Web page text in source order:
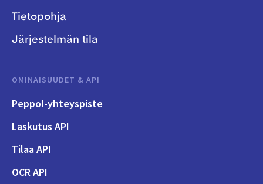
Tietopohja
Järjestelmän tila
OMINAISUUDET & API
Peppol-yhteyspiste
Laskutus API
Tilaa API
OCR API